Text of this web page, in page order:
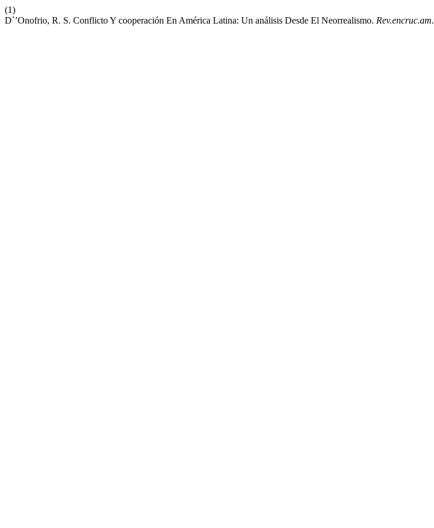
(1)
D`’Onofrio, R. S. Conflicto Y cooperación En América Latina: Un análisis Desde El Neorrealismo. Rev.encruc.am.